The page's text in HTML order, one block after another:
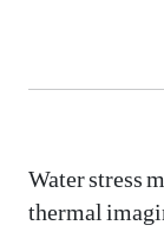
Water stress
thermal